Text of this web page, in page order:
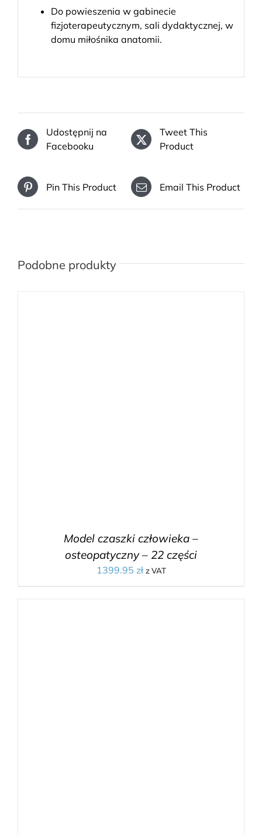
Do powieszenia w gabinecie
fizjoterapeutycznym, sali dydaktycznej, w
domu miłośnika anatomii.
Udostępnij na
Facebooku
Tweet This
Product
Pin This Product Email This Product
Podobne produkty
Model czaszki człowieka –
osteopatyczny – 22 części
1399.95 zł z VAT